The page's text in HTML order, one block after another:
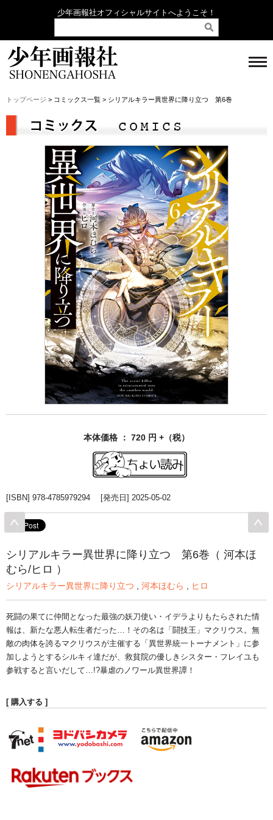
少年画報社オフィシャルサイトへようこそ！
トップページ > コミックス一覧 > シリアルキラー異世界に降り立つ 第6巻
本体価格 ： 720 円 +（税）
[ISBN] 978-4785979294 [発売日] 2025-05-02
シリアルキラー異世界に降り立つ 第6巻（ 河本ほ
むら/ヒロ ）
シリアルキラー異世界に降り立つ 河本ほむら ヒロ
死闘の果てに仲間となった最強の妖刀使い・イデラよりもたらされた情
報は、新たな悪人転生者だった…！その名は「闘技王」マクリウス。無
敵の肉体を誇るマクリウスが主催する「異世界統一トーナメント」に参
加しようとするシルキィ達だが、救貧院の優しきシスター・フレイユも
参戦すると言いだして…!?暴虐のノワール異世界譚！
[ 購入する ]